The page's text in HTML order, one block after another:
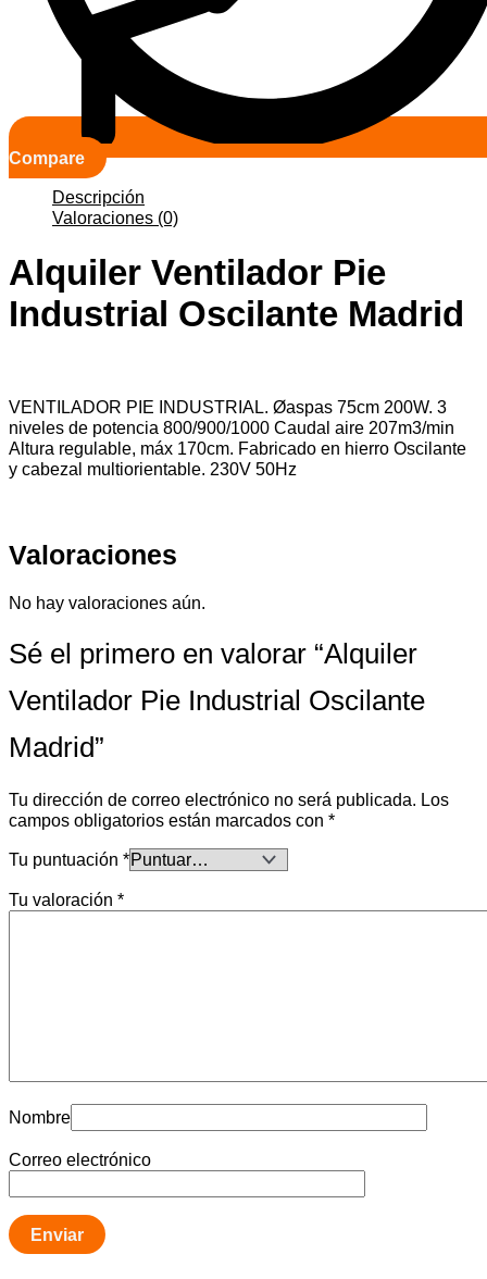
Compare
Descripción
Valoraciones (0)
Alquiler Ventilador Pie
Industrial Oscilante Madrid
VENTILADOR PIE INDUSTRIAL. Øaspas 75cm 200W. 3
niveles de potencia 800/900/1000 Caudal aire 207m3/min
Altura regulable, máx 170cm. Fabricado en hierro Oscilante
y cabezal multiorientable. 230V 50Hz
Valoraciones
No hay valoraciones aún.
Sé el primero en valorar “Alquiler
Ventilador Pie Industrial Oscilante
Madrid”
Tu dirección de correo electrónico no será publicada. Los
campos obligatorios están marcados con *
Tu puntuación *
Tu valoración *
Nombre
Correo electrónico